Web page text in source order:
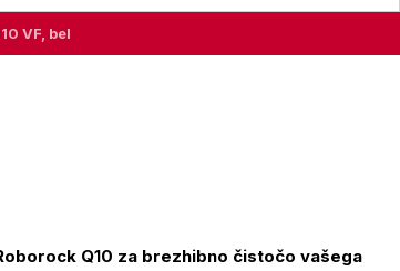
VF, bel
Q10 za brezhibno čistočo vašega